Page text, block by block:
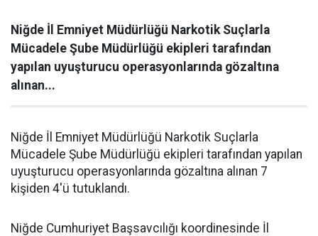
Niğde İl Emniyet Müdürlüğü Narkotik Suçlarla
Mücadele Şube Müdürlüğü ekipleri tarafından
yapılan uyuşturucu operasyonlarında gözaltına
alınan...
Niğde İl Emniyet Müdürlüğü Narkotik Suçlarla
Mücadele Şube Müdürlüğü ekipleri tarafından yapılan
uyuşturucu operasyonlarında gözaltına alınan 7
kişiden 4'ü tutuklandı.
Niğde Cumhuriyet Başsavcılığı koordinesinde İl